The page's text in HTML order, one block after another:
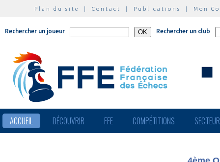
Plan du site | Contact | Publications | Mon
Rechercher un joueur Rechercher un club
ACCUEIL DÉCOUVRIR FFE COMPÉTITIONS